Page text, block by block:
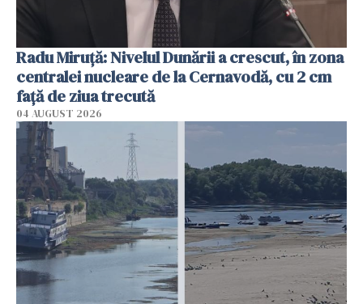
Radu Miruţă: Nivelul Dunării a crescut, în zona
centralei nucleare de la Cernavodă, cu 2 cm
faţă de ziua trecută
04 AUGUST 2026